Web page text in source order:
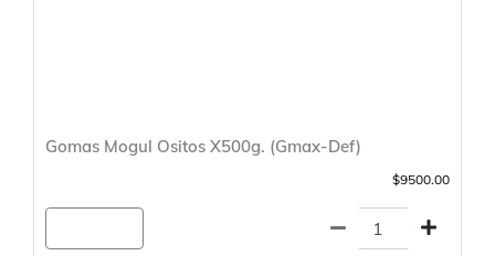
Gomas Mogul Ositos X500g. (Gmax-Def)
$9500.00